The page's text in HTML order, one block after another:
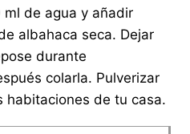
de agua y añadir
albahaca seca. Dejar
durante
colarla. Pulverizar
habitaciones de tu casa.